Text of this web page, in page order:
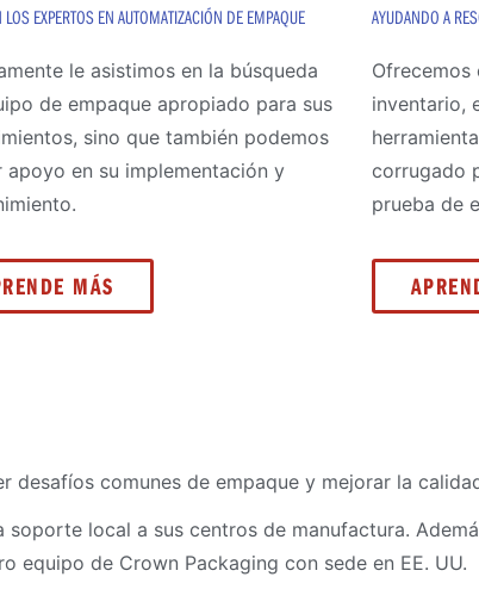
LOS EXPERTOS EN AUTOMATIZACIÓN DE EMPAQUE
le asistimos en la búsqueda
de empaque apropiado para sus
sino que también podemos
apoyo en su implementación y
MÁS
AYUDANDO A
Ofrecemos
inventario,
corrugado
prueba de
comunes de empaque y mejorar la
local a sus centros de manufactura.
de Crown Packaging con sede en EE. UU.